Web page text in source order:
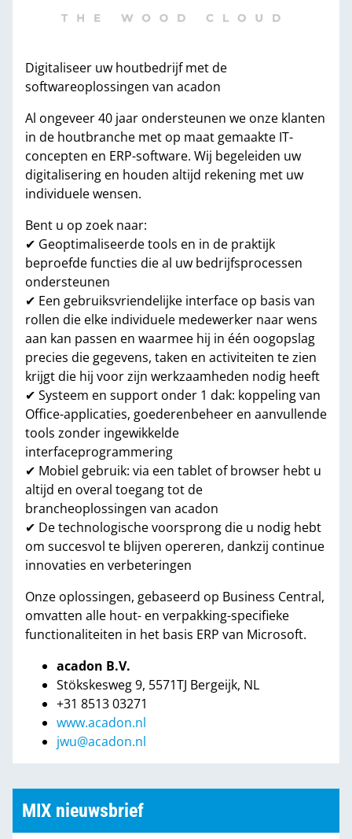
Digitaliseer uw houtbedrijf met de
softwareoplossingen van acadon
Al ongeveer 40 jaar ondersteunen we onze klanten
in de houtbranche met op maat gemaakte IT-
concepten en ERP-software. Wij begeleiden uw
digitalisering en houden altijd rekening met uw
individuele wensen.
Bent u op zoek naar:
✔ Geoptimaliseerde tools en in de praktijk
beproefde functies die al uw bedrijfsprocessen
ondersteunen
✔ Een gebruiksvriendelijke interface op basis van
rollen die elke individuele medewerker naar wens
aan kan passen en waarmee hij in één oogopslag
precies die gegevens, taken en activiteiten te zien
krijgt die hij voor zijn werkzaamheden nodig heeft
✔ Systeem en support onder 1 dak: koppeling van
Office-applicaties, goederenbeheer en aanvullende
tools zonder ingewikkelde
interfaceprogrammering
✔ Mobiel gebruik: via een tablet of browser hebt u
altijd en overal toegang tot de
brancheoplossingen van acadon
✔ De technologische voorsprong die u nodig hebt
om succesvol te blijven opereren, dankzij continue
innovaties en verbeteringen
Onze oplossingen, gebaseerd op Business Central,
omvatten alle hout- en verpakking-specifieke
functionaliteiten in het basis ERP van Microsoft.
acadon B.V.
Stökskesweg 9, 5571TJ Bergeijk, NL
+31 8513 03271
www.acadon.nl
jwu@acadon.nl
MIX nieuwsbrief